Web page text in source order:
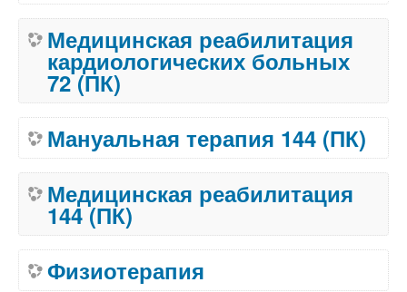
Медицинская реабилитация
кардиологических больных
72 (ПК)
Мануальная терапия 144 (ПК)
Медицинская реабилитация
144 (ПК)
Физиотерапия